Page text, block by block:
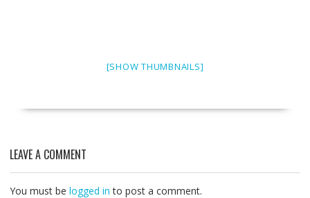
[SHOW THUMBNAILS]
LEAVE A COMMENT
You must be logged in to post a comment.